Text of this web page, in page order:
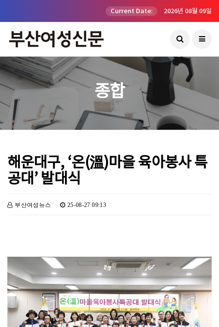
Current Date: 2026년 08월 09일
종합
해운대구, ‘온(溫)마을 육아봉사 특
공대’ 발대식
부산여성뉴스 25-08-27 09:13